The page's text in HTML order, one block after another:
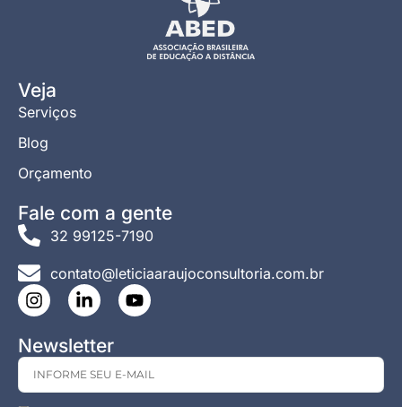
Veja
Serviços
Blog
Orçamento
Fale com a gente
32 99125-7190
contato@leticiaaraujoconsultoria.com.br
Newsletter